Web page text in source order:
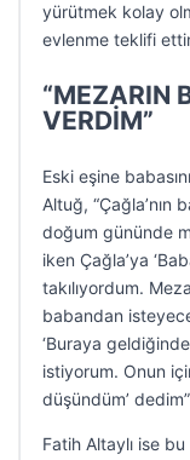
yürütmek kolay
evlenme teklifi
“MEZARIN
VERDİM”
Eski eşine
Altuğ, “Çağla’nın
doğum gününde
iken Çağla’ya
takılıyordum.
babandan
‘Buraya
istiyorum. Onun
düşündüm’
Fatih Altaylı ise